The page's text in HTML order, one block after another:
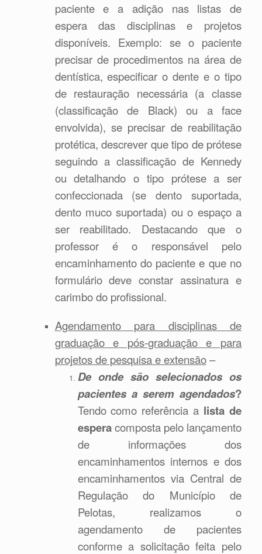
paciente e a adição nas listas de
espera das disciplinas e projetos
disponíveis. Exemplo: se o paciente
precisar de procedimentos na área de
dentística, especificar o dente e o tipo
de restauração necessária (a classe
(classificação de Black) ou a face
envolvida), se precisar de reabilitação
protética, descrever que tipo de prótese
seguindo a classificação de Kennedy
ou detalhando o tipo prótese a ser
confeccionada (se dento suportada,
dento muco suportada) ou o espaço a
ser reabilitado. Destacando que o
professor é o responsável pelo
encaminhamento do paciente e que no
formulário deve constar assinatura e
carimbo do profissional.
Agendamento para disciplinas de
graduação e pós-graduação e para
projetos de pesquisa e extensão–
De onde são selecionados os
pacientes a serem agendados?
Tendo como referência a lista de
esperacomposta pelo lançamento
de informações dos
encaminhamentos internos e dos
encaminhamentos via Central de
Regulação do Município de
Pelotas, realizamos o
agendamento de pacientes
conforme a solicitação feita pelo